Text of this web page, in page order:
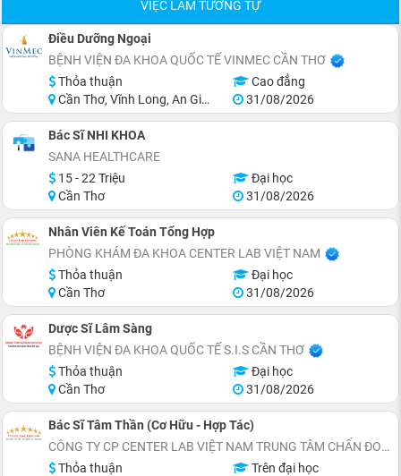
VIỆC LÀM TƯƠNG TỰ
Điều Dưỡng Ngoại
BỆNH VIỆN ĐA KHOA QUỐC TẾ VINMEC CẦN THƠ
Thỏa thuận
Cao đẳng
Cần Thơ, Vĩnh Long, An Giang, Hậu Giang
31/08/2026
Bác Sĩ NHI KHOA
SANA HEALTHCARE
15 - 22 Triệu
Đại học
Cần Thơ
31/08/2026
Nhân Viên Kế Toán Tổng Hợp
PHÒNG KHÁM ĐA KHOA CENTER LAB VIỆT NAM
Thỏa thuận
Đại học
Cần Thơ
31/08/2026
Dược Sĩ Lâm Sàng
BỆNH VIỆN ĐA KHOA QUỐC TẾ S.I.S CẦN THƠ
Thỏa thuận
Đại học
Cần Thơ
31/08/2026
Bác Sĩ Tâm Thần (Cơ Hữu - Hợp Tác)
CÔNG TY CP CENTER LAB VIỆT NAM TRUNG TÂM CHẨN ĐOÁN Y KHOA
Thỏa thuận
Trên đại học